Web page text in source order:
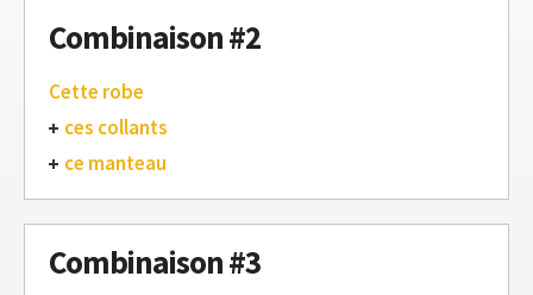
Combinaison #2
Cette robe
ces collants
ce manteau
Combinaison #3